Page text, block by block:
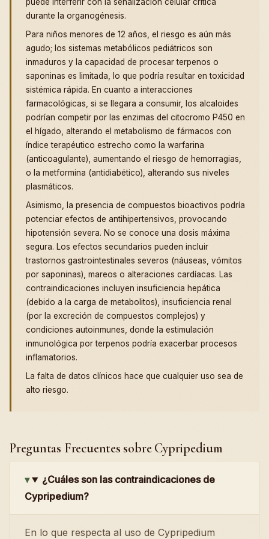
puede interferir con la señalización celular crítica
durante la organogénesis.
Para niños menores de 12 años, el riesgo es aún más
agudo; los sistemas metabólicos pediátricos son
inmaduros y la capacidad de procesar terpenos o
saponinas es limitada, lo que podría resultar en toxicidad
sistémica rápida. En cuanto a interacciones
farmacológicas, si se llegara a consumir, los alcaloides
podrían competir por las enzimas del citocromo P450 en
el hígado, alterando el metabolismo de fármacos con
índice terapéutico estrecho como la warfarina
(anticoagulante), aumentando el riesgo de hemorragias,
o la metformina (antidiabético), alterando sus niveles
plasmáticos.
Asimismo, la presencia de compuestos bioactivos podría
potenciar efectos de antihipertensivos, provocando
hipotensión severa. No se conoce una dosis máxima
segura. Los efectos secundarios pueden incluir
trastornos gastrointestinales severos (náuseas, vómitos
por saponinas), mareos o alteraciones cardíacas. Las
contraindicaciones incluyen insuficiencia hepática
(debido a la carga de metabolitos), insuficiencia renal
(por la excreción de compuestos complejos) y
condiciones autoinmunes, donde la estimulación
inmunológica por terpenos podría exacerbar procesos
inflamatorios.
La falta de datos clínicos hace que cualquier uso sea de
alto riesgo.
Preguntas Frecuentes sobre Cypripedium
¿Cuáles son las contraindicaciones de
Cypripedium?
En lo que respecta al uso de Cypripedium